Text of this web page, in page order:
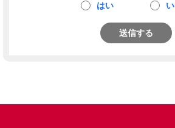
はい
送信する